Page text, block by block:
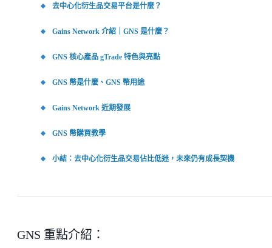
去中心化衍生品交易平台是什麼？
Gains Network 介紹｜GNS 是什麼？
GNS 核心產品 gTrade 特色與亮點
GNS 幣是什麼、GNS 幣用途
Gains Network 近期發展
GNS 幣購買教學
小結：去中心化衍生品交易佔比低迷，未來仍有成長契機
GNS 重點介紹：